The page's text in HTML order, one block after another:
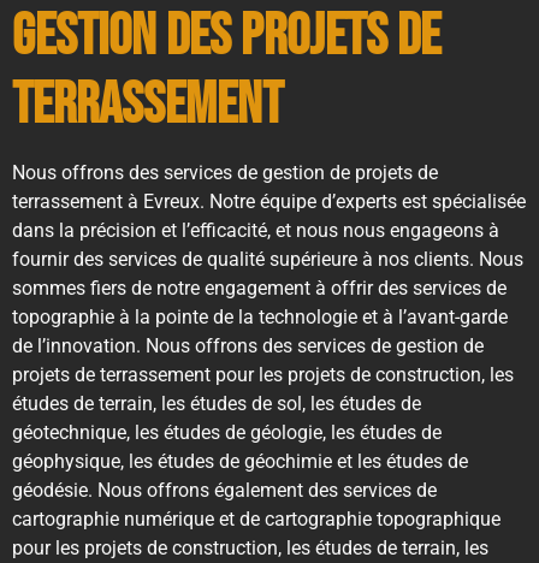
Gestion des projets de
terrassement
Nous offrons des services de gestion de projets de
terrassement à Evreux. Notre équipe d’experts est spécialisée
dans la précision et l’efficacité, et nous nous engageons à
fournir des services de qualité supérieure à nos clients. Nous
sommes fiers de notre engagement à offrir des services de
topographie à la pointe de la technologie et à l’avant-garde
de l’innovation. Nous offrons des services de gestion de
projets de terrassement pour les projets de construction, les
études de terrain, les études de sol, les études de
géotechnique, les études de géologie, les études de
géophysique, les études de géochimie et les études de
géodésie. Nous offrons également des services de
cartographie numérique et de cartographie topographique
pour les projets de construction, les études de terrain, les